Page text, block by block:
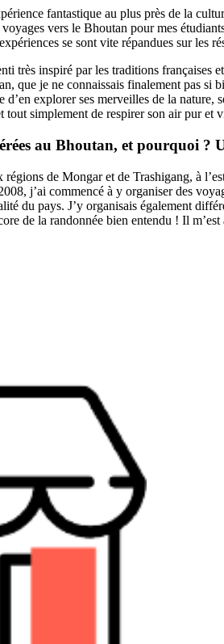
fantastique au plus près de la
vers le Bhoutan pour mes
se sont vite répandues sur les
très inspiré par les traditions
que je ne connaissais finalement pas
explorer ses merveilles de la nature,
tout simplement de respirer son air pur et
au Bhoutan, et pourquoi ?
de Mongar et de Trashigang, à
j’ai commencé à y organiser des
du pays. J’y organisais également
de la randonnée bien entendu ! Il